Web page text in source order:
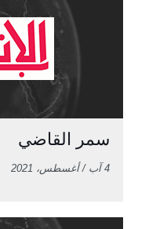
سمر القاضي
4 آب / أغسطس، 2021